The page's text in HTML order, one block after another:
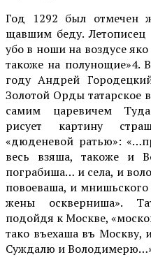
Год 1292 был отмечен
щавшим беду. Летописец
убо в ноши на воздусе
такоже на полунощие»4.
году Ан­дрей
Золотой Орды татарское
самим царевичем
рисует картину
«дюденевой ратью»:
весь взяша, такоже и
пограбиша… и села, и
повоеваша, и
жены оскверниша».
подойдя к Москве,
тако въехаша въ Москву,
Суждалю и